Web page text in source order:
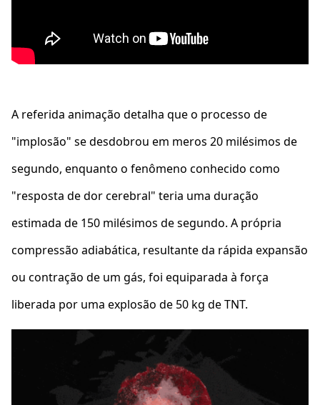
A referida animação detalha que o processo de
"implosão" se desdobrou em meros 20 milésimos de
segundo, enquanto o fenômeno conhecido como
"resposta de dor cerebral" teria uma duração
estimada de 150 milésimos de segundo. A própria
compressão adiabática, resultante da rápida expansão
ou contração de um gás, foi equiparada à força
liberada por uma explosão de 50 kg de TNT.